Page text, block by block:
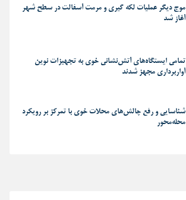
موج دیگر عملیات لکه گیری و مرمت آسفالت در سطح شهر
آغاز شد
تمامی ایستگاه‌های آتش‌نشانی خوی به تجهیزات نوین
آواربرداری مجهز شدند
شناسایی و رفع چالش‌های محلات خوی با تمرکز بر رویکرد
محله‌محور